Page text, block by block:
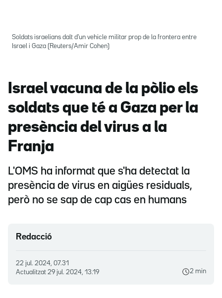
Soldats israelians dalt d'un vehicle militar prop de la frontera entre
Israel i Gaza (Reuters/Amir Cohen)
Israel vacuna de la pòlio els
soldats que té a Gaza per la
presència del virus a la
Franja
L'OMS ha informat que s'ha detectat la
presència de virus en aigües residuals,
però no se sap de cap cas en humans
Redacció
22 jul. 2024, 07.31
Actualitzat 29 jul. 2024, 13.19 2 min